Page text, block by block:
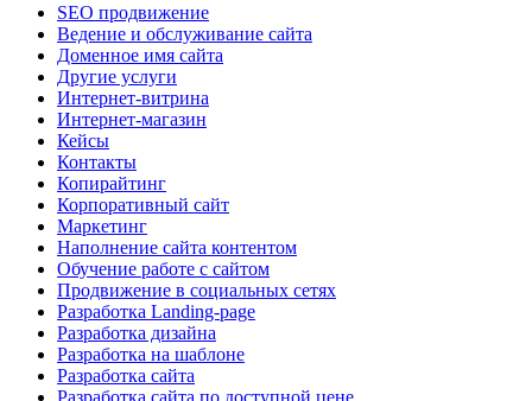
SEO продвижение
Ведение и обслуживание сайта
Доменное имя сайта
Другие услуги
Интернет-витрина
Интернет-магазин
Кейсы
Контакты
Копирайтинг
Корпоративный сайт
Маркетинг
Наполнение сайта контентом
Обучение работе с сайтом
Продвижение в социальных сетях
Разработка Landing-page
Разработка дизайна
Разработка на шаблоне
Разработка сайта
Разработка сайта по доступной цене